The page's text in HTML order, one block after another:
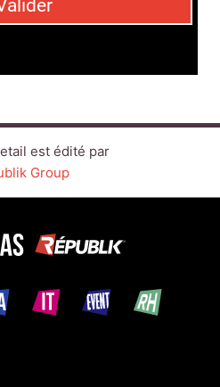
FACEBOOK
YOUTUBE